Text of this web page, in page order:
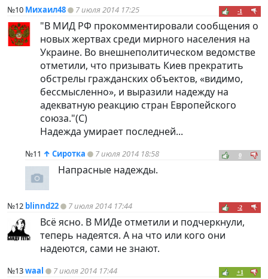
№10 Михаил48 7 июля 2014 17:25 -1
"В МИД РФ прокомментировали сообщения о
новых жертвах среди мирного населения на
Украине. Во внешнеполитическом ведомстве
отметили, что призывать Киев прекратить
обстрелы гражданских объектов, «видимо,
бессмысленно», и выразили надежду на
адекватную реакцию стран Европейского
союза."(С)
Надежда умирает последней...
№11 ↑ Сиротка 7 июля 2014 18:58 0
Напрасные надежды.
№12 blinnd22 7 июля 2014 17:44 -2
Всё ясно. В МИДе отметили и подчеркнули,
теперь надеятся. А на что или кого они
надеются, сами не знают.
№13waal 7 июля 2014 17:44 +1